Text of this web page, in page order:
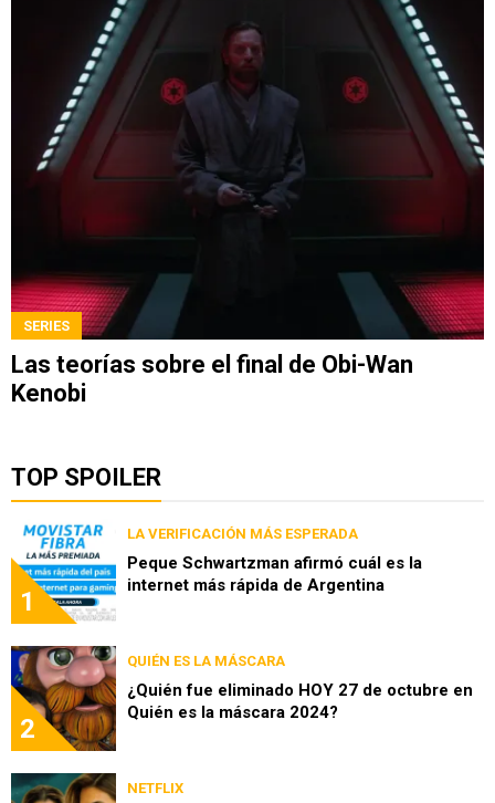
SERIES
Las teorías sobre el final de Obi-Wan
Kenobi
TOP SPOILER
1
LA VERIFICACIÓN MÁS ESPERADA
Peque Schwartzman afirmó cuál es la
internet más rápida de Argentina
2
QUIÉN ES LA MÁSCARA
¿Quién fue eliminado HOY 27 de octubre en
Quién es la máscara 2024?
NETFLIX